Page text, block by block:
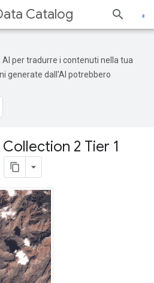
Catalog
per tradurre i contenuti nella tua
generate dall'AI potrebbero
2 Tier 1